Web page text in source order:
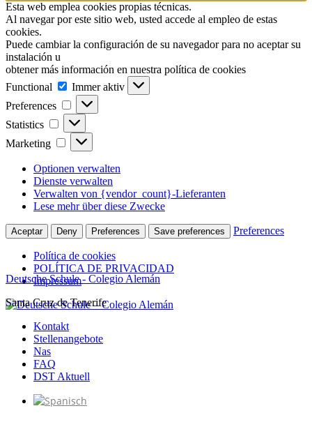
Esta web emplea cookies propias técnicas.
Al navegar por este sitio web, usted accede al empleo de estas
cookies.
Puede cambiar la configuración de su navegador para no aceptar su
instalación u
obtener más información en nuestra política de cookies
Functional
Functional
Immer aktiv
Preferences
Preferences
Statistics Statistics
Marketing Marketing
Optionen verwalten
Dienste verwalten
Verwalten von {vendor_count}-Lieferanten
Lese mehr über diese Zwecke
Aceptar Deny Preferences Save preferences Preferences
Política de cookies
POLÍTICA DE PRIVACIDAD
Impressum
Zum
springen
Deutsche Schule - Colegio Alemán
Santa Cruz de Tenerife
Kontakt
Stellenangebote
Nas
FAQ
DST Aktuell